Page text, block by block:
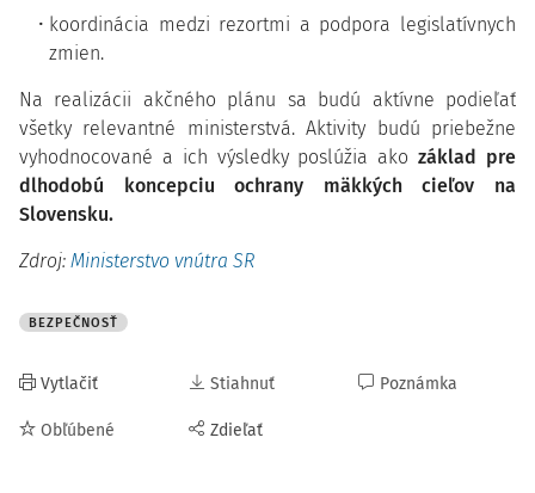
koordinácia medzi rezortmi a podpora legislatívnych
zmien.
Na realizácii akčného plánu sa budú aktívne podieľať
všetky relevantné ministerstvá. Aktivity budú priebežne
vyhodnocované a ich výsledky poslúžia ako základ pre
dlhodobú koncepciu ochrany mäkkých cieľov na
Slovensku.
Zdroj: Ministerstvo vnútra SR
BEZPEČNOSŤ
Vytlačiť
Obľúbené
Stiahnuť
Zdieľať
Poznámka